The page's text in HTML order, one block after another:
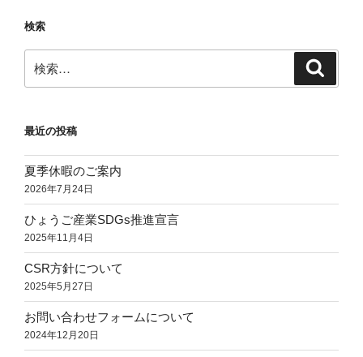
次
加
硫
必
な
の？”
検索
索:
最近の投稿
夏季休暇のご案内
2026年7月24日
ひょうご産業SDGs推進宣言
2025年11月4日
CSR方針について
2025年5月27日
お問い合わせフォームについて
2024年12月20日